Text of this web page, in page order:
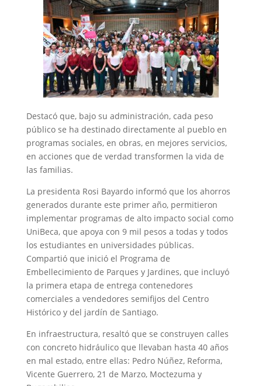
Destacó que, bajo su administración, cada peso
público se ha destinado directamente al pueblo en
programas sociales, en obras, en mejores servicios,
en acciones que de verdad transformen la vida de
las familias. ​​​​​​
La presidenta Rosi Bayardo informó que los ahorros
generados durante este primer año, permitieron
implementar programas de alto impacto social como
UniBeca, que apoya con 9 mil pesos a todas y todos
los estudiantes en universidades públicas.​​​​​​
Compartió que inició el Programa de
Embellecimiento de Parques y Jardines, que incluyó
la primera etapa de entrega contenedores
comerciales a vendedores semifijos del Centro
Histórico y del jardín de Santiago. ​​​​​​​​​
En infraestructura, resaltó que se construyen calles
con concreto hidráulico que llevaban hasta 40 años
en mal estado, entre ellas: Pedro Núñez, Reforma,
Vicente Guerrero, 21 de Marzo, Moctezuma y